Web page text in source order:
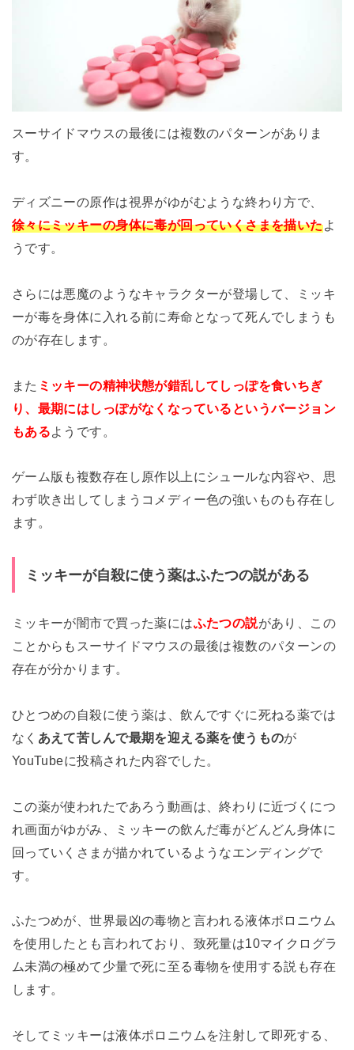
スーサイドマウスの最後には複数のパターンがありま
す。
ディズニーの原作は視界がゆがむような終わり方で、
徐々にミッキーの身体に毒が回っていくさまを描いたよ
うです。
さらには悪魔のようなキャラクターが登場して、ミッキ
ーが毒を身体に入れる前に寿命となって死んでしまうも
のが存在します。
また ミッキーの精神状態が錯乱してしっぽを食いちぎ
り、最期にはしっぽがなくなっているというバージョン
もある ようです。
ゲーム版も複数存在し原作以上にシュールな内容や、思
わず吹き出してしまうコメディー色の強いものも存在し
ます。
ミッキーが自殺に使う薬はふたつの説がある
ミッキーが闇市で買った薬にはふたつの説があり、この
ことからもスーサイドマウスの最後は複数のパターンの
存在が分かります。
ひとつめの自殺に使う薬は、飲んですぐに死ねる薬では
なく あえて苦しんで最期を迎える薬を使うものが
YouTubeに投稿された内容でした。
この薬が使われたであろう動画は、終わりに近づくにつ
れ画面がゆがみ、ミッキーの飲んだ毒がどんどん身体に
回っていくさまが描かれているようなエンディングで
す。
ふたつめが、世界最凶の毒物と言われる液体ポロニウム
を使用したとも言われており、致死量は10マイクログラ
ム未満の極めて少量で死に至る毒物を使用する説も存在
します。
そしてミッキーは液体ポロニウムを注射して即死する、